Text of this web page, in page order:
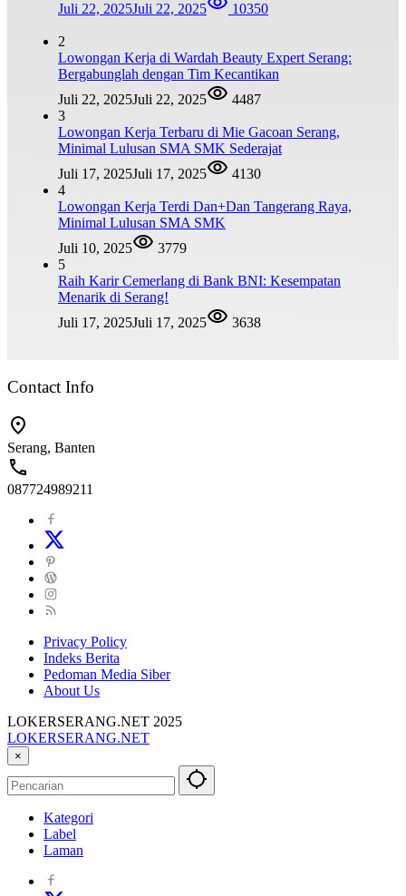
Juli 22, 2025Juli 22, 2025 10350
2
Lowongan Kerja di Wardah Beauty Expert Serang:
Bergabunglah dengan Tim Kecantikan
Juli 22, 2025Juli 22, 2025
4487
3
Lowongan Kerja Terbaru di Mie Gacoan Serang,
Minimal Lulusan SMA SMK Sederajat
Juli 17, 2025Juli 17, 2025
4130
4
Lowongan Kerja Terdi Dan+Dan Tangerang Raya,
Minimal Lulusan SMA SMK
Juli 10, 2025
3779
5
Raih Karir Cemerlang di Bank BNI: Kesempatan
Menarik di Serang!
Juli 17, 2025Juli 17, 2025 3638
Contact Info
Serang, Banten
087724989211
Privacy Policy
Indeks Berita
Pedoman Media Siber
About Us
LOKERSERANG.NET 2025
LOKERSERANG.NET
Info
Lowongan
Kerja
Sekitarnya
×
Kategori
Label
Laman